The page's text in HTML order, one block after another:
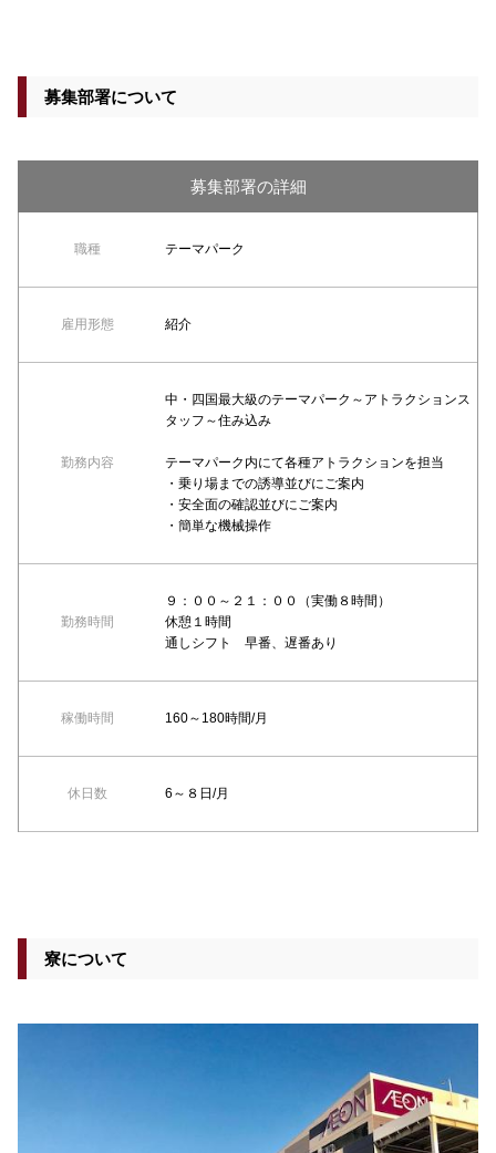
募集部署について
募集部署の詳細
職種 テーマパーク
雇用形態 紹介
勤務内容
中・四国最大級のテーマパーク～アトラクションス
タッフ～住み込み
テーマパーク内にて各種アトラクションを担当
・乗り場までの誘導並びにご案内
・安全面の確認並びにご案内
・簡単な機械操作
勤務時間
９：００～２１：００（実働８時間）
休憩１時間
通しシフト 早番、遅番あり
稼働時間 160～180時間/月
休日数 6～８日/月
寮について